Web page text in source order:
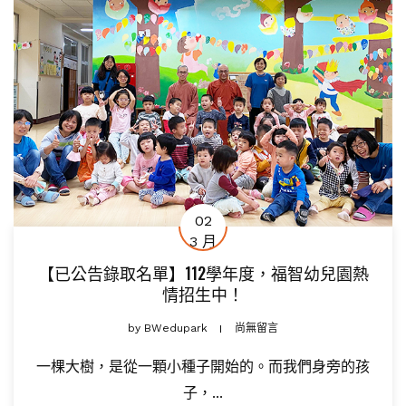
02
3 月
【已公告錄取名單】112學年度，福智幼兒園熱
情招生中！
by BWedupark 尚無留言
一棵大樹，是從一顆小種子開始的。而我們身旁的孩
子，...